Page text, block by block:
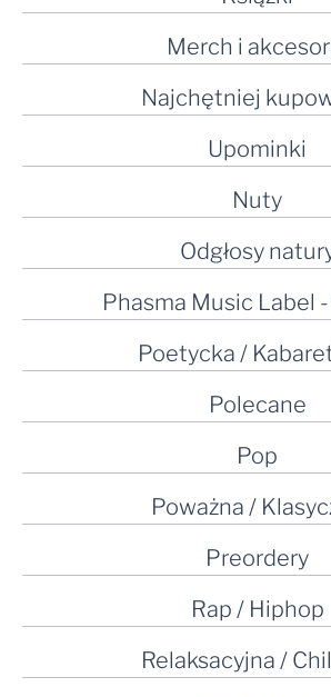
Merch i
Najchętniej
Upominki
Nuty
Odgłosy
Phasma Music Label
Poetycka /
Polecane
Pop
Poważna /
Preordery
Rap / Hiphop
Relaksacyjna /